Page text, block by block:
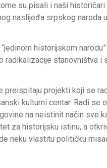
su pisali i naši
naslijeđa srpskog naroda
historijskom
radikalizacije stanovništva i
preispitaju projekti koji se
kulturni centar. Radi
na neistinit način sve
za historijsku istinu, a
neku vlastitu političku